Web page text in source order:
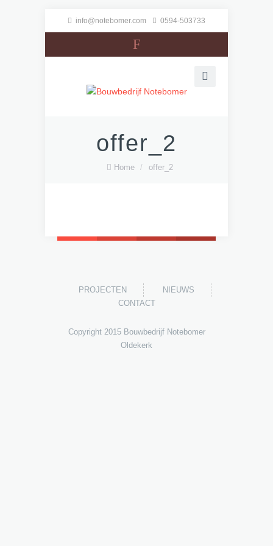
info@notebomer.com 0594-503733
F
offer_2
Home / offer_2
PROJECTEN
NIEUWS
CONTACT
Copyright 2015 Bouwbedrijf Notebomer
Oldekerk